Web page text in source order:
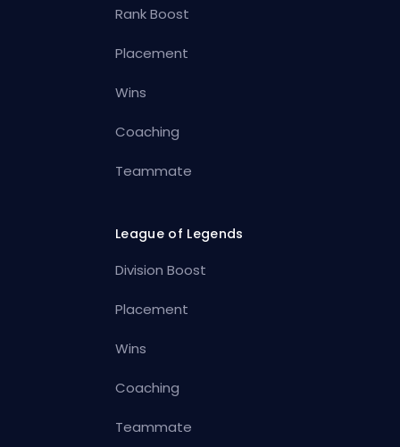
Rank Boost
Placement
Wins
Coaching
Teammate
League of Legends
Division Boost
Placement
Wins
Coaching
Teammate